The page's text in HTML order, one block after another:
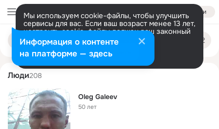
Войти
Мы используем cookie-файлы, чтобы улучшить
сервисы для вас. Если ваш возраст менее 13 лет,
настроить cookie-файлы должен ваш законный
представитель. Больше информации
Разрешить все Настроить
Поиск
людям
oleg galeev
Люди208
Oleg Galeev
50 лет
Информация о контенте
на платформе — здесь